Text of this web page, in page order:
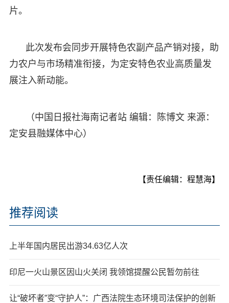
片。
此次发布会同步开展特色农副产品产销对接，助
力农户与市场精准衔接，为定安特色农业高质量发
展注入新动能。
（中国日报社海南记者站 编辑：陈博文 来源：
定安县融媒体中心）
【责任编辑：程慧海】
推荐阅读
上半年国内居民出游34.63亿人次
印尼一火山景区因山火关闭 我领馆提醒公民暂勿前往
让“破坏者”变“守护人”：广西法院生态环境司法保护的创新